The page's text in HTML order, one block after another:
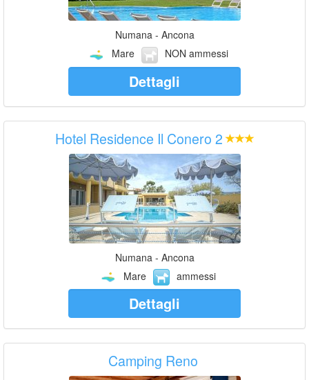
Numana - Ancona
Mare
NON ammessi
Dettagli
Hotel Residence Il Conero 2
Numana - Ancona
Mare
ammessi
Dettagli
Camping Reno